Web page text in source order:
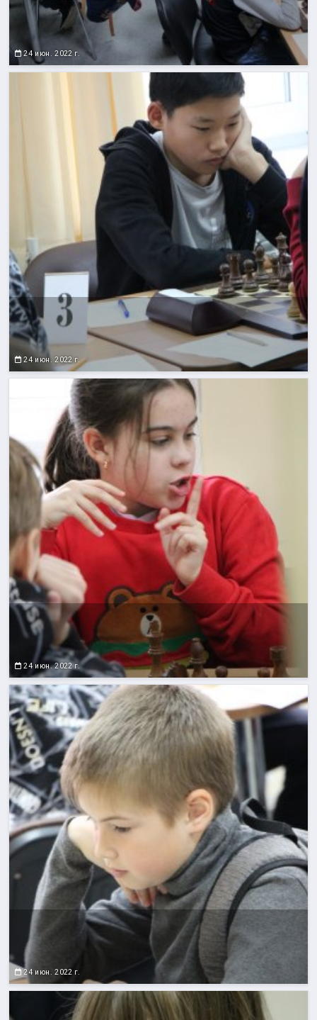
24 июн. 2022 г.
24 июн. 2022 г.
24 июн. 2022 г.
24 июн. 2022 г.